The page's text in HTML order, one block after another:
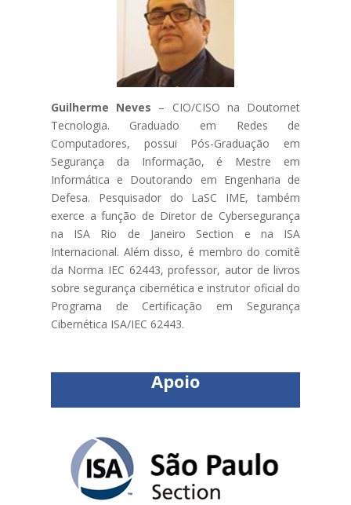
Guilherme Neves – CIO/CISO na Doutornet
Tecnologia. Graduado em Redes de
Computadores, possui Pós-Graduação em
Segurança da Informação, é Mestre em
Informática e Doutorando em Engenharia de
Defesa. Pesquisador do LaSC IME, também
exerce a função de Diretor de Cybersegurança
na ISA Rio de Janeiro Section e na ISA
Internacional. Além disso, é membro do comitê
da Norma IEC 62443, professor, autor de livros
sobre segurança cibernética e instrutor oficial do
Programa de Certificação em Segurança
Cibernética ISA/IEC 62443.
Apoio